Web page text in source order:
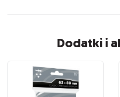
Dodatki i